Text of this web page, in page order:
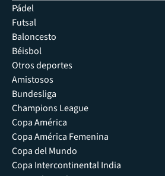
Pádel
Futsal
Baloncesto
Béisbol
Otros deportes
Amistosos
Bundesliga
Champions League
Copa América
Copa América Femenina
Copa del Mundo
Copa Intercontinental India